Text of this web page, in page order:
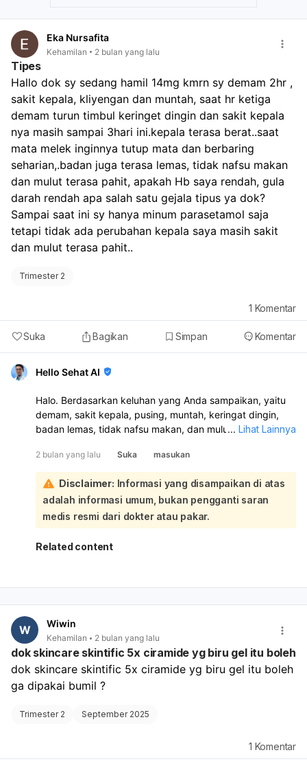
Eka Nursafita
Kehamilan 2 bulan yang lalu
Tipes
Hallo dok sy sedang hamil 14mg kmrn sy demam 2hr ,
sakit kepala, kliyengan dan muntah, saat hr ketiga
demam turun timbul keringet dingin dan sakit kepala
nya masih sampai 3hari ini.kepala terasa berat..saat
mata melek inginnya tutup mata dan berbaring
seharian,.badan juga terasa lemas, tidak nafsu makan
dan mulut terasa pahit, apakah Hb saya rendah, gula
darah rendah apa salah satu gejala tipus ya dok?
Sampai saat ini sy hanya minum parasetamol saja
tetapi tidak ada perubahan kepala saya masih sakit
dan mulut terasa pahit..
Trimester 2
Suka Bagikan Simpan Komentar
1 Komentar
Hello Sehat AI
Halo. Berdasarkan keluhan yang Anda sampaikan, yaitu
demam, sakit kepala, pusing, muntah, keringat dingin,
badan lemas, tidak nafsu makan, dan mulut pahit, apalagi
pemeriksaan langsung oleh dokter:
Gejala-gejala tersebut memang bisa mengarah ke
beberapa kondisi seperti infeksi (termasuk tifus),
dehidrasi, atau masalah lain yang memerlukan diagnosis
pasti. Untuk mengetahui apakah kadar hemoglobin atau
gula darah Anda rendah, atau apakah ini gejala tifus,
diperlukan pemeriksaan fisik dan mungkin tes
agar penyebab keluhan dapat diketahui dan penanganan
kandungan dan kebidanan (Obgyn) yang menangani
kehamilan Anda, atau dokter umum, atau dokter spesialis
penyakit dalam. Mereka akan melakukan evaluasi
menyeluruh dan memberikan saran penanganan yang
aman selama kehamilan. Jangan menunda pemeriksaan,
memberikan perbaikan signifikan pada sakit kepala Anda.
... Lihat Lainnya
2 bulan yang lalu Suka masukan
Disclaimer: Informasi yang disampaikan di atas
adalah informasi umum, bukan pengganti saran
medis resmi dari dokter atau pakar.
Related content
W Wiwin
Kehamilan 2 bulan yang lalu
dok skincare skintific 5x ciramide yg biru gel itu boleh
dok skincare skintific 5x ciramide yg biru gel itu boleh
ga dipakai bumil ?
Trimester 2 September 2025
1 Komentar